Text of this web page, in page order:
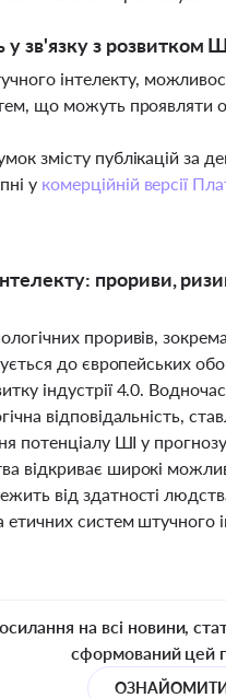
у зв'язку з розвитком
інтелекту,
що можуть проявляти
змісту публікацій за
у комерційній версії
прориви,
проривів,
до європейських
індустрії 4.0.
відповідальність,
потенціалу ШІ у
відкриває широкі
від здатності
систем штучного
на всі новини,
сформований цей